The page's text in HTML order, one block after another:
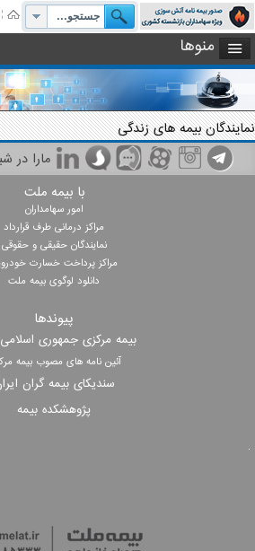
منوها
نمایندگان بیمه های زندگی
مارا در
پیوندها
بیمه مرکزی جمهوری اسلامی
آئین نامه های مصوب بیمه
سندیکای بیمه گران
پژوهشکده بیمه
با بیمه ملت
امور سهامداران
مراکز درمانی طرف قرارداد
نمایندگان حقیقی و حقوقی
مراکز پرداخت خسارت
دانلود لوگوی بیمه ملت